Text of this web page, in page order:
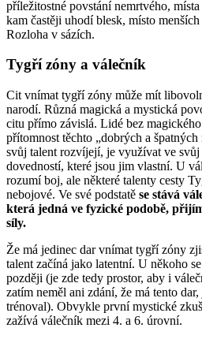
příležitostné povstání nemrtvého,
kam častěji uhodí blesk, místo
Rozloha v sázích.
Tygří zóny a válečník
Cit vnímat tygří zóny může mít
narodí. Různá magická a mystická
citu přímo závislá. Lidé bez
přítomnost těchto „dobrých a
svůj talent rozvíjejí, je využívat ve
dovedností, které jsou jim vlastní. U
rozumí boj, ale některé talenty cesty
nebojové. Ve své podstatě se stává
která jedná ve fyzické podobě,
síly.
Že má jedinec dar vnímat tygří zóny
talent začíná jako latentní. U někoho
později (je zde tedy prostor, aby i
zatím neměl ani zdání, že má tento
trénoval). Obvykle první mystické
zažívá válečník mezi 4. a 6. úrovní.